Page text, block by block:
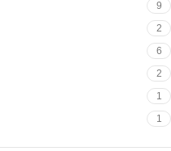
9
2
6
2
1
1